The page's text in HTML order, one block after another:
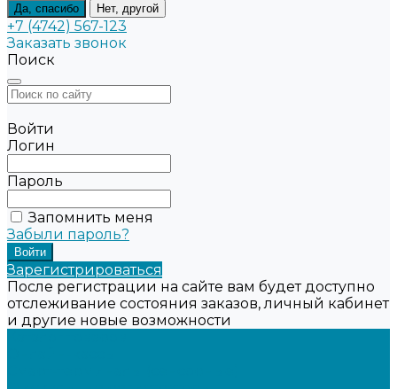
Да, спасибо Нет, другой
+7 (4742) 567-123
Заказать звонок
Поиск
Войти
Логин
Пароль
Запомнить меня
Забыли пароль?
Зарегистрироваться
После регистрации на сайте вам будет доступно
отслеживание состояния заказов, личный кабинет
и другие новые возможности